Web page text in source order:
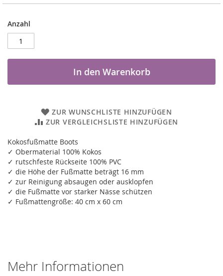
Anzahl
In den Warenkorb
ZUR WUNSCHLISTE HINZUFÜGEN
ZUR VERGLEICHSLISTE HINZUFÜGEN
Kokosfußmatte Boots
✓ Obermaterial 100% Kokos
✓ rutschfeste Rückseite 100% PVC
✓ die Höhe der Fußmatte beträgt 16 mm
✓ zur Reinigung absaugen oder ausklopfen
✓ die Fußmatte vor starker Nässe schützen
✓ Fußmattengröße: 40 cm x 60 cm
Mehr Informationen